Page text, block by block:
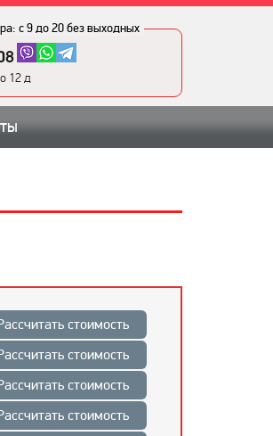
с 9 до 20 без выходных
12 д
стоимость
стоимость
стоимость
стоимость